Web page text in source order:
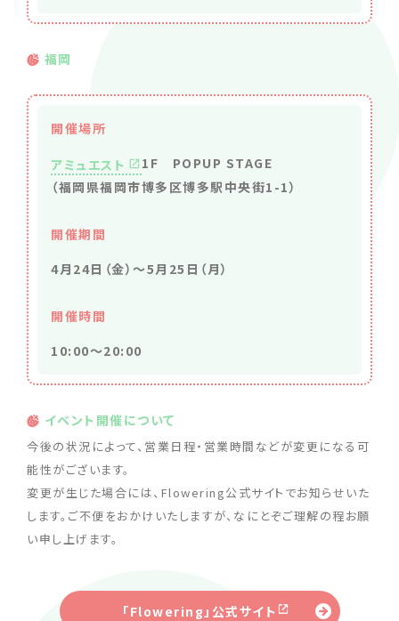
福岡
開催場所
アミュエスト
1F POPUP STAGE
（福岡県福岡市博多区博多駅中央街1-1）
開催期間
4月24日（金）〜5月25日（月）
開催時間
10:00～20:00
イベント開催について
今後の状況によって、営業日程・営業時間などが変更になる可
能性がございます。
変更が生じた場合には、Flowering公式サイトでお知らせいた
します。ご不便をおかけいたしますが、なにとぞご理解の程お願
い申し上げます。
「Flowering」公式サイト